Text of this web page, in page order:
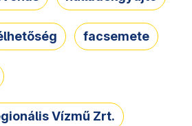
facsemete
Vízmű Zrt.